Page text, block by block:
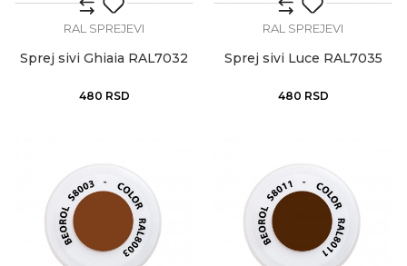
RAL SPREJEVI
Sprej sivi Ghiaia RAL7032
480 RSD
RAL SPREJEVI
Sprej sivi Luce RAL7035
480 RSD